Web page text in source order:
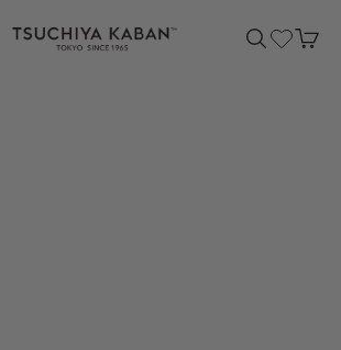
土屋鞄製造所
検索を開く
カー